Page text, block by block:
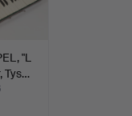
"L
Tys…